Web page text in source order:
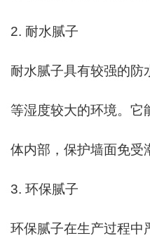
2. 耐水腻子
耐水腻子具有较强的防
等湿度较大的环境。它
体内部，保护墙面免受
3. 环保腻子
环保腻子在生产过程中